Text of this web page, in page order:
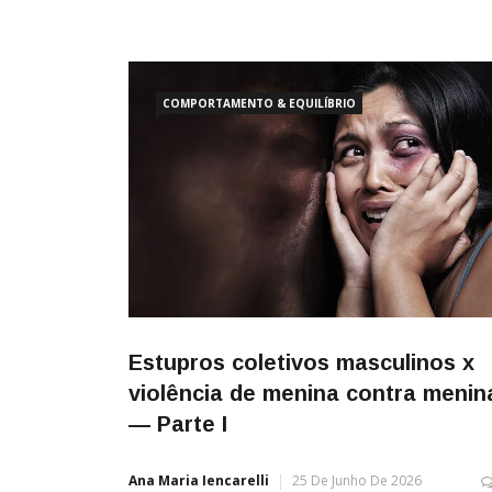
Responsável pela garantia de Direitos de Crianças
COMPORTAMENTO & EQUILÍBRIO
Estupros coletivos masculinos x
violência de menina contra
— Parte I
Ana Maria Iencarelli 25 De Junho De 2026